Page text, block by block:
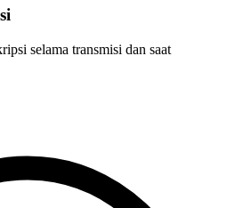
selama transmisi dan saat